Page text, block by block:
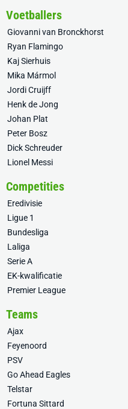
Voetballers
Giovanni van Bronckhorst
Ryan Flamingo
Kaj Sierhuis
Mika Mármol
Jordi Cruijff
Henk de Jong
Johan Plat
Peter Bosz
Dick Schreuder
Lionel Messi
Competities
Eredivisie
Ligue 1
Bundesliga
Laliga
Serie A
EK-kwalificatie
Premier League
Teams
Ajax
Feyenoord
PSV
Go Ahead Eagles
Telstar
Fortuna Sittard